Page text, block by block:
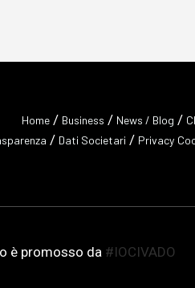
Home/ Business / News / Blog /
/ Dati Societari / Privacy
è promosso da #IOCIVADO